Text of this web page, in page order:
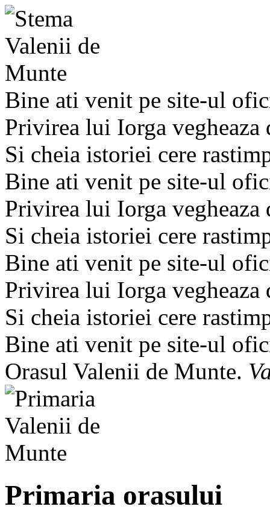
Bine ati venit pe site-ul
Privirea lui Iorga
Si cheia istoriei cere
Bine ati venit pe site-ul
Privirea lui Iorga
Si cheia istoriei cere
Bine ati venit pe site-ul
Privirea lui Iorga
Si cheia istoriei cere
Bine ati venit pe site-ul
Orasul Valenii de Munte.
Primaria orasului